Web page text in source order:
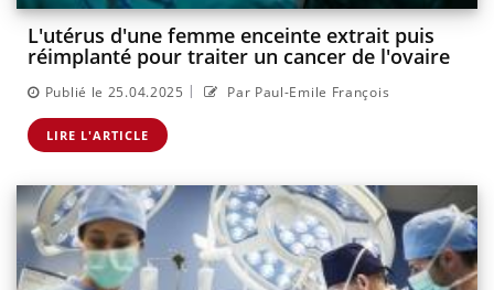
L'utérus d'une femme enceinte extrait puis
réimplanté pour traiter un cancer de l'ovaire
Publié le 25.04.2025 | Par Paul-Emile François
LIRE L'ARTICLE